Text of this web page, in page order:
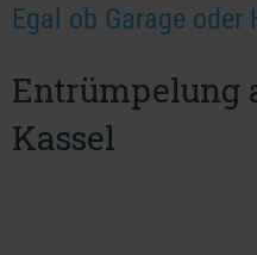
Egal ob Garage oder
Entrümpelung
Kassel